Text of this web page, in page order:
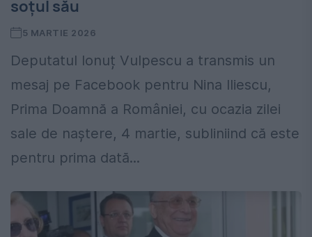
soțul său
5 MARTIE 2026
Deputatul Ionuț Vulpescu a transmis un
mesaj pe Facebook pentru Nina Iliescu,
Prima Doamnă a României, cu ocazia zilei
sale de naștere, 4 martie, subliniind că este
pentru prima dată...